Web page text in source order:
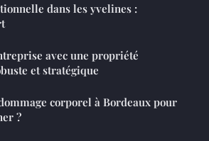
dans les yvelines :
avec une propriété
et stratégique
corporel à Bordeaux pour
?